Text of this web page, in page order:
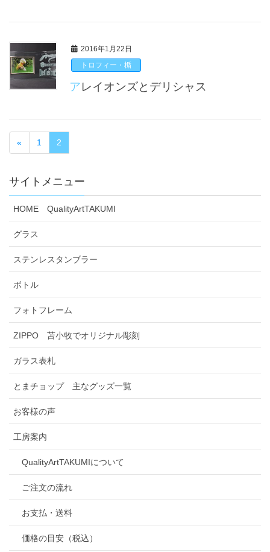
2016年1月22日
トロフィー・楯
アレイオンズとデリシャス
« 1 2
サイトメニュー
HOME QualityArtTAKUMI
グラス
ステンレスタンブラー
ボトル
フォトフレーム
ZIPPO 苫小牧でオリジナル彫刻
ガラス表札
とまチョップ 主なグッズ一覧
お客様の声
工房案内
QualityArtTAKUMIについて
ご注文の流れ
お支払・送料
価格の目安（税込）